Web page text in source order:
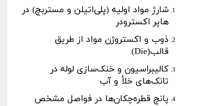
شارژ مواد اولیه (پلی‌اتیلن و مستربچ) در
هاپر اکسترودر
ذوب و اکستروژن مواد از طریق
قالب(Die)
کالیبراسیون و خنک‌سازی لوله در
تانک‌های خلأ و آب
پانچ قطره‌چکان‌ها در فواصل مشخص